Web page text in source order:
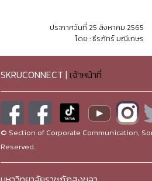
ประกาศวันที่ 25 สิงหาคม 2565
โดย : ธีรภัทร์ มณีเกษร
SKRUCONNECT | เจ้าหน้าที่
© Section of Corporate Communication,
Reserved.